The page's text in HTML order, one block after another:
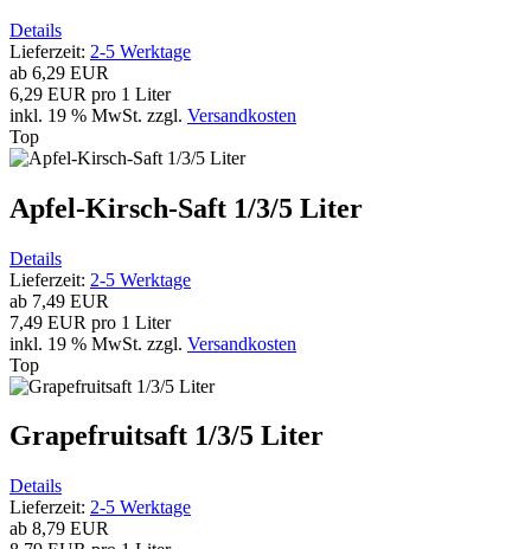
Details
Lieferzeit: 2-5 Werktage
ab 6,29 EUR
6,29 EUR pro 1 Liter
inkl. 19 % MwSt. zzgl. Versandkosten
Top
Apfel-Kirsch-Saft 1/3/5 Liter
Details
Lieferzeit: 2-5 Werktage
ab 7,49 EUR
7,49 EUR pro 1 Liter
inkl. 19 % MwSt. zzgl. Versandkosten
Top
Grapefruitsaft 1/3/5 Liter
Details
Lieferzeit: 2-5 Werktage
ab 8,79 EUR